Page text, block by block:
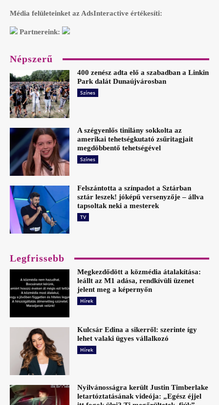
Média felületeinket az AdsInteractive értékesíti:
Partnereink:
Népszerű
400 zenész adta elő a szabadban a Linkin
Park dalát Dunaújvárosban
Színes
A szégyenlős tinilány sokkolta az
amerikai tehetségkutató zsűritagjait
megdöbbentő tehetségével
Színes
Felszántotta a színpadot a Sztárban
sztár leszek! jóképű versenyzője – állva
tapsoltak neki a mesterek
TV
Legfrissebb
Megkezdődött a közmédia átalakítása:
leállt az M1 adása, rendkívüli üzenet
jelent meg a képernyőn
Hírek
Kulcsár Edina a sikerről: szerinte így
lehet valaki ügyes vállalkozó
Hírek
Nyilvánosságra került Justin Timberlake
letartóztatásának videója: „Egész éjjel